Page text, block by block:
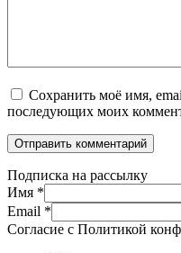
Сохранить моё имя,
последующих моих
Подписка на рассылку
Имя *
Email *
Согласие с Политикой